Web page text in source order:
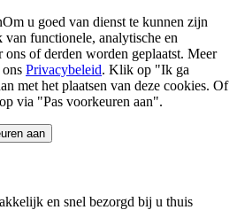
u goed van dienst te kunnen zijn
van functionele, analytische en
of derden worden geplaatst. Meer
Privacybeleid. Klik op "Ik ga
met het plaatsen van deze cookies. Of
via "Pas voorkeuren aan".
aan
en snel bezorgd bij u thuis